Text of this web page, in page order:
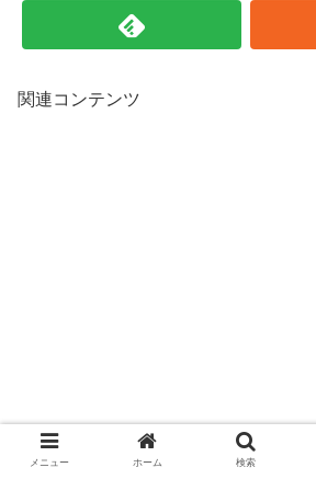
関連コンテンツ
メニュー ホーム 検索